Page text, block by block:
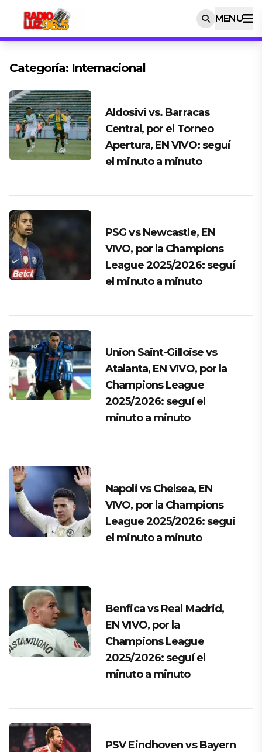
MENU
Categoría: Internacional
Aldosivi vs. Barracas
Central, por el Torneo
Apertura, EN VIVO: seguí
el minuto a minuto
PSG vs Newcastle, EN
VIVO, por la Champions
League 2025/2026: seguí
el minuto a minuto
Union Saint-Gilloise vs
Atalanta, EN VIVO, por la
Champions League
2025/2026: seguí el
minuto a minuto
Napoli vs Chelsea, EN
VIVO, por la Champions
League 2025/2026: seguí
el minuto a minuto
Benfica vs Real Madrid,
EN VIVO, por la
Champions League
2025/2026: seguí el
minuto a minuto
PSV Eindhoven vs Bayern